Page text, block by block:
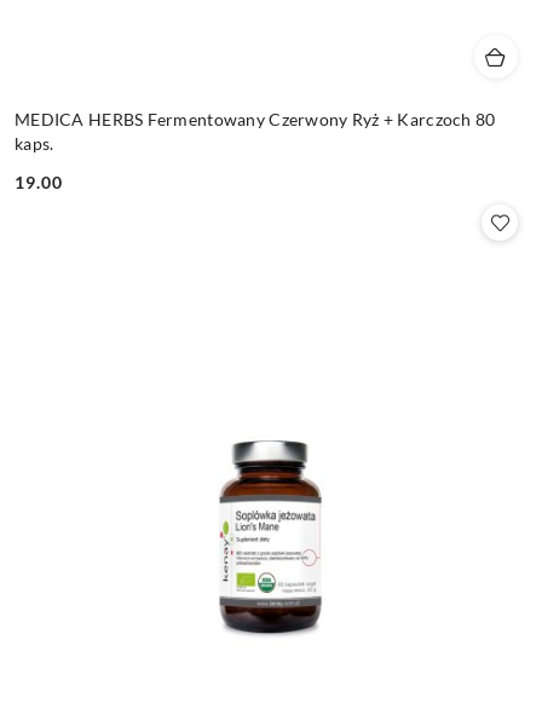
MEDICA HERBS Fermentowany Czerwony Ryż + Karczoch 80
kaps.
Cena:
19.00